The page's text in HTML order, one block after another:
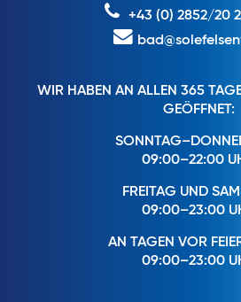
+43 (0) 2852/20
WIR HABEN AN ALLEN 365
GEÖFFNET:
09:00–22:00
FREITAG UND
09:00–23:00
AN TAGEN VOR
09:00–23:00